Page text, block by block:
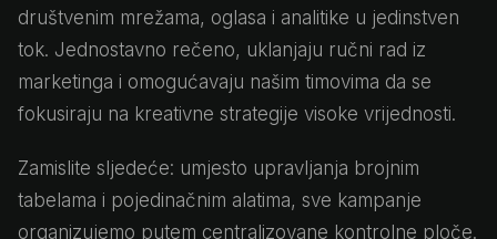
društvenim mrežama, oglasa i analitike u jedinstven
tok. Jednostavno rečeno, uklanjaju ručni rad iz
marketinga i omogućavaju našim timovima da se
fokusiraju na kreativne strategije visoke vrijednosti.
Zamislite sljedeće: umjesto upravljanja brojnim
tabelama i pojedinačnim alatima, sve kampanje
organizujemo putem centralizovane kontrolne ploče.